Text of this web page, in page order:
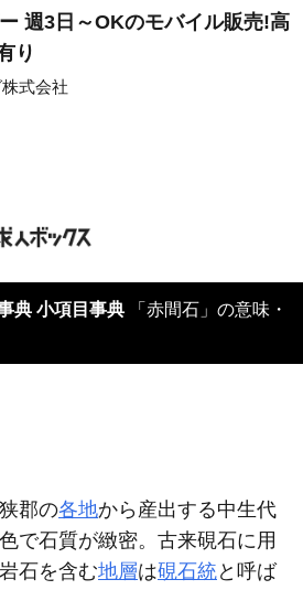
週3日～OKのモバイル販売!高
り
式会社
典 小項目事典
郡の各地から産出する中生代
で石質が緻密。古来硯石に用
石を含む地層は硯石統と呼ば